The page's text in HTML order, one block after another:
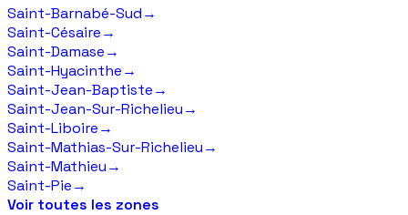
Saint-Barnabé-Sud→
Saint-Césaire→
Saint-Damase→
Saint-Hyacinthe→
Saint-Jean-Baptiste→
Saint-Jean-Sur-Richelieu→
Saint-Liboire→
Saint-Mathias-Sur-Richelieu→
Saint-Mathieu→
Saint-Pie→
Voir toutes les zones